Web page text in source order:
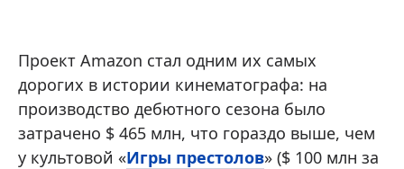
Проект Amazon стал одним их самых
дорогих в истории кинематографа: на
производство дебютного сезона было
затрачено $ 465 млн, что гораздо выше, чем
у культовой «Игры престолов» ($ 100 млн за